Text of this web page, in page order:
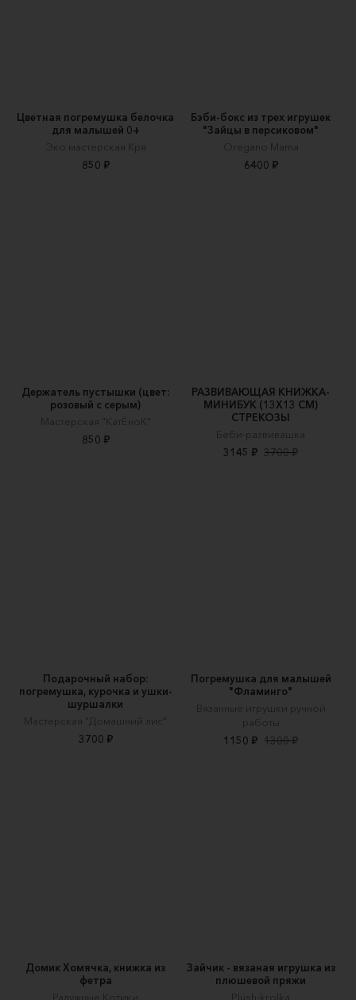
Цветная погремушка белочка
для малышей 0+
Эко мастерская Кря
850 ₽
Бэби-бокс из трех игрушек
"Зайцы в персиковом"
Oregano Mama
6400 ₽
Держатель пустышки (цвет:
розовый с серым)
Мастерская "КатЁноК"
850 ₽
РАЗВИВАЮЩАЯ КНИЖКА-
МИНИБУК (13Х13 СМ)
СТРЕКОЗЫ
Беби-развивашка
3145 ₽ 3700 ₽
Подарочный набор:
погремушка, курочка и ушки-
шуршалки
Мастерская "Домашний лис"
3700 ₽
Погремушка для малышей
"Фламинго"
Вязанные игрушки ручной
работы
1150 ₽ 1300 ₽
Домик Хомячка, книжка из
фетра
Радужные Котики
Зайчик - вязаная игрушка из
плюшевой пряжи
Plush-krolka